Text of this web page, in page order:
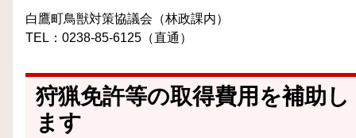
白鷹町鳥獣対策協議会（林政課内）
TEL：0238-85-6125（直通）
狩猟免許等の取得費用を補助し
ます